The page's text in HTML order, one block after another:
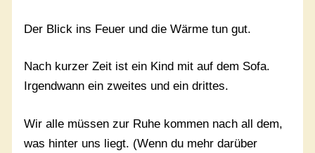
Der Blick ins Feuer und die Wärme tun gut.
Nach kurzer Zeit ist ein Kind mit auf dem Sofa.
Irgendwann ein zweites und ein drittes.
Wir alle müssen zur Ruhe kommen nach all dem,
was hinter uns liegt. (Wenn du mehr darüber